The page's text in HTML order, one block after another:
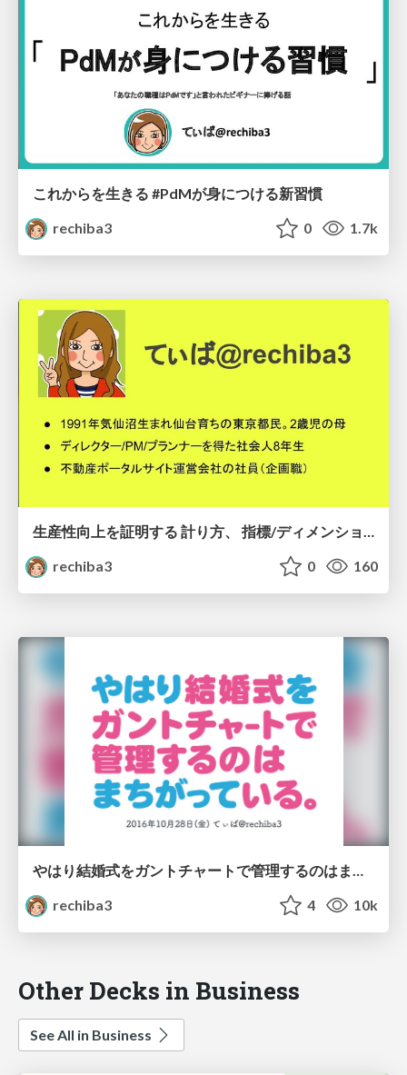
これからを生きる #PdMが身につける新習慣
rechiba3
0 1.7k
生産性向上を証明する 計り方、 指標/ディメンションは？
rechiba3
0 160
やはり結婚式をガントチャートで管理するのはまちがっている。 - 適応的手法の実践と報告
rechiba3
4 10k
Other Decks in Business
See All in Business